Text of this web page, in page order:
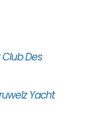
Des
Yacht